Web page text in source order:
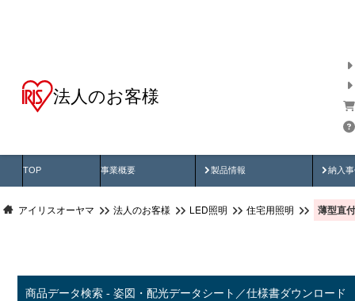
法人のお客様
TOP 事業概要 製品情報
製品動画 納入
納
アイリスオーヤマ 法人のお客様 LED照明 住宅用照明 薄型直
商品データ検索 - 姿図・配光データシート／仕様書ダウンロード